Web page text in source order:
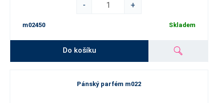
-
+
m02450 Skladem
Do košíku
Pánský parfém m022